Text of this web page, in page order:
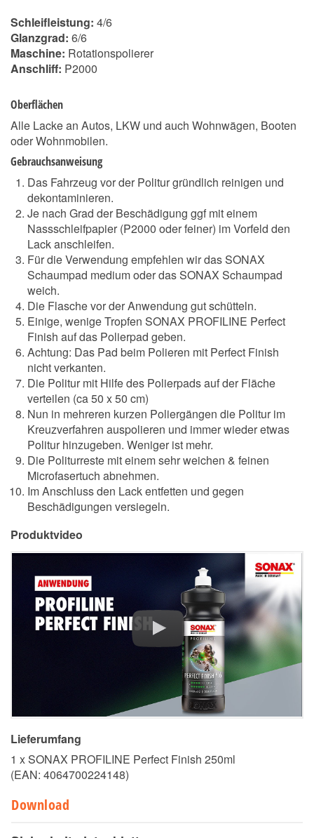
Schleifleistung: 4/6
Glanzgrad: 6/6
Maschine: Rotationspolierer
Anschliff: P2000
Oberflächen
Alle Lacke an Autos, LKW und auch Wohnwägen, Booten
oder Wohnmobilen.
Gebrauchsanweisung
Das Fahrzeug vor der Politur gründlich reinigen und
dekontaminieren.
Je nach Grad der Beschädigung ggf mit einem
Nassschleifpapier (P2000 oder feiner) im Vorfeld den
Lack anschleifen.
Für die Verwendung empfehlen wir dasSONAX
Schaumpad mediumoder dasSONAX Schaumpad
weich.
Die Flasche vor der Anwendung gut schütteln.
Einige, wenige Tropfen SONAX PROFILINE Perfect
Finish auf das Polierpad geben.
Achtung: Das Pad beim Polieren mit Perfect Finish
nicht verkanten.
Die Politur mit Hilfe des Polierpads auf der Fläche
verteilen (ca 50 x 50 cm)
Nun in mehreren kurzen Poliergängen die Politur im
Kreuzverfahren auspolieren und immer wieder etwas
Politur hinzugeben. Weniger ist mehr.
Die Politurreste mit einem sehr weichen & feinen
Microfasertuch abnehmen.
Im Anschluss den Lack entfetten und gegen
Beschädigungen versiegeln.
Produktvideo
Lieferumfang
1 x SONAX PROFILINE Perfect Finish 250ml
(EAN: 4064700224148)
Download